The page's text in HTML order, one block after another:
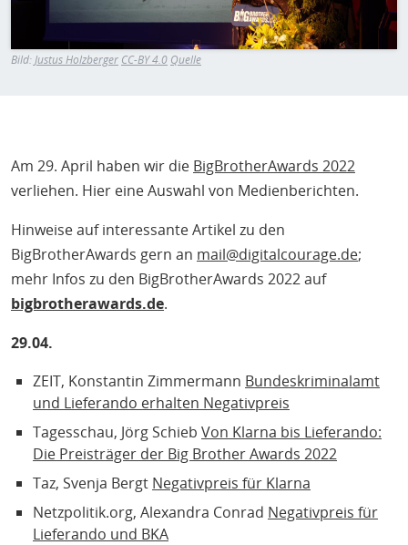
Bild:Justus Holzberger CC-BY 4.0 Quelle
Am 29. April haben wir die BigBrotherAwards 2022
verliehen. Hier eine Auswahl von Medienberichten.
Hinweise auf interessante Artikel zu den
BigBrotherAwards gern an mail@digitalcourage.de;
mehr Infos zu den BigBrotherAwards 2022 auf
bigbrotherawards.de.
29.04.
ZEIT, Konstantin Zimmermann Bundeskriminalamt
und Lieferando erhalten Negativpreis
Tagesschau, Jörg Schieb Von Klarna bis Lieferando:
Die Preisträger der Big Brother Awards 2022
Taz, Svenja Bergt Negativpreis für Klarna
Netzpolitik.org, Alexandra Conrad Negativpreis für
Lieferando und BKA